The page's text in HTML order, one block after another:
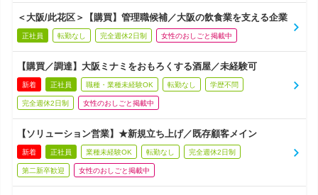
＜大阪/此花区＞【購買】管理職候補／大阪の飲食業を支える企業
正社員 転勤なし 完全週休2日制 女性のおしごと掲載中
【購買／調達】大阪ミナミをおもろくする酒屋／未経験可
新着 正社員 職種・業種未経験OK 転勤なし 学歴不問
完全週休2日制 女性のおしごと掲載中
【ソリューション営業】★新規立ち上げ／既存顧客メイン
新着 正社員 業種未経験OK 転勤なし 完全週休2日制
第二新卒歓迎 女性のおしごと掲載中